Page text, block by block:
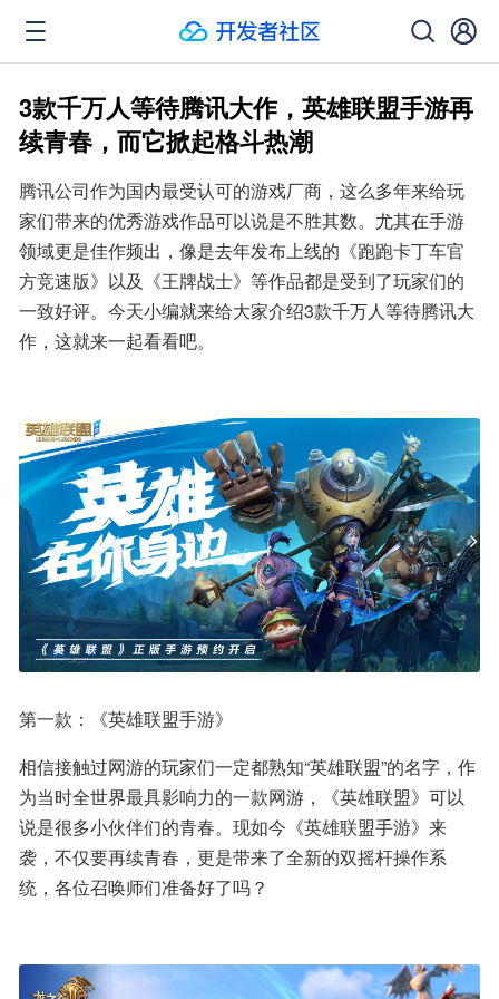
3款千万人等待腾讯大作，英雄联盟手游再
续青春，而它掀起格斗热潮
腾讯公司作为国内最受认可的游戏厂商，这么多年来给玩
家们带来的优秀游戏作品可以说是不胜其数。尤其在手游
领域更是佳作频出，像是去年发布上线的《跑跑卡丁车官
方竞速版》以及《王牌战士》等作品都是受到了玩家们的
一致好评。今天小编就来给大家介绍3款千万人等待腾讯大
作，这就来一起看看吧。
第一款：《英雄联盟手游》
相信接触过网游的玩家们一定都熟知“英雄联盟”的名字，作
为当时全世界最具影响力的一款网游，《英雄联盟》可以
说是很多小伙伴们的青春。现如今《英雄联盟手游》来
袭，不仅要再续青春，更是带来了全新的双摇杆操作系
统，各位召唤师们准备好了吗？